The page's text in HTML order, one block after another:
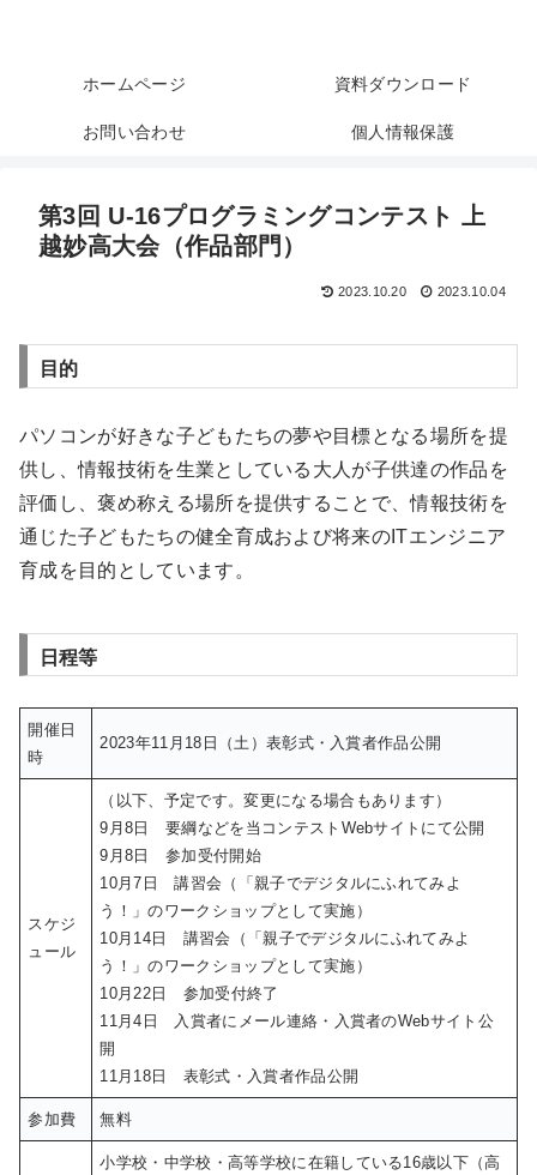
スト上越妙高
ホームページ 資料ダウンロード
お問い合わせ 個人情報保護
第3回 U-16プログラミングコンテスト 上
越妙高大会（作品部門）
2023.10.20 2023.10.04
目的
パソコンが好きな子どもたちの夢や目標となる場所を提
供し、情報技術を生業としている大人が子供達の作品を
評価し、褒め称える場所を提供することで、情報技術を
通じた子どもたちの健全育成および将来のITエンジニア
育成を目的としています。
日程等
開催日
時
2023年11月18日（土）表彰式・入賞者作品公開
スケジ
ュール
（以下、予定です。変更になる場合もあります）
9月8日 要綱などを当コンテストWebサイトにて公開
9月8日 参加受付開始
10月7日 講習会（「親子でデジタルにふれてみよ
う！」のワークショップとして実施）
10月14日 講習会（「親子でデジタルにふれてみよ
う！」のワークショップとして実施）
10月22日 参加受付終了
11月4日 入賞者にメール連絡・入賞者のWebサイト公
開
11月18日 表彰式・入賞者作品公開
参加費 無料
小学校・中学校・高等学校に在籍している16歳以下（高